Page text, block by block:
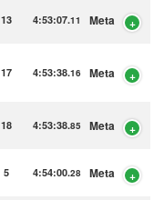
13 4:53:07.11 Meta
17 4:53:38.16 Meta
18 4:53:38.85 Meta
5 4:54:00.28 Meta